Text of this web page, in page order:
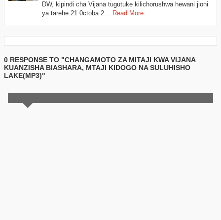
DW, kipindi cha Vijana tugutuke kilichorushwa hewani jioni
ya tarehe 21 0ctoba 2… Read More...
0 RESPONSE TO "CHANGAMOTO ZA MITAJI KWA VIJANA
KUANZISHA BIASHARA, MTAJI KIDOGO NA SULUHISHO
LAKE(MP3)"